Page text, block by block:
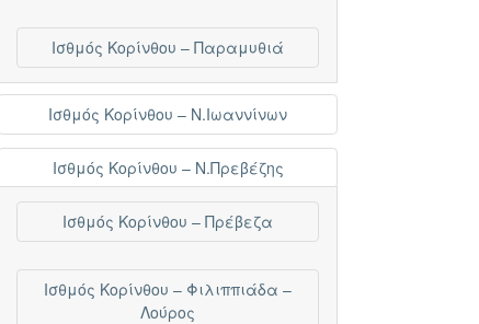
Ισθμός Κορίνθου – Παραμυθιά
Ισθμός Κορίνθου – Ν.Ιωαννίνων
Ισθμός Κορίνθου – Ν.Πρεβέζης
Ισθμός Κορίνθου – Πρέβεζα
Ισθμός Κορίνθου – Φιλιππιάδα –
Λούρος